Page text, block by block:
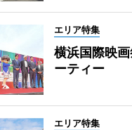
エリア特集
横浜国際映
ーティー
エリア特集